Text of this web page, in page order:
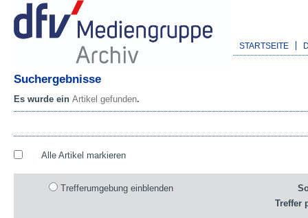
STARTSEITE
Suchergebnisse
Es wurde ein Artikel gefunden.
Alle Artikel markieren
Trefferumgebung einblenden
Treffer